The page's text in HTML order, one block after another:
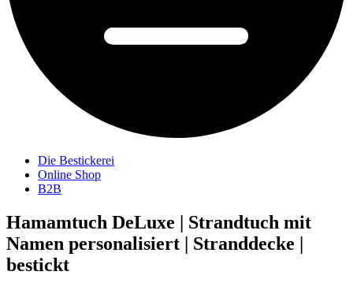
Die Bestickerei
Online Shop
B2B
Hamamtuch DeLuxe | Strandtuch mit
Namen personalisiert | Stranddecke |
bestickt